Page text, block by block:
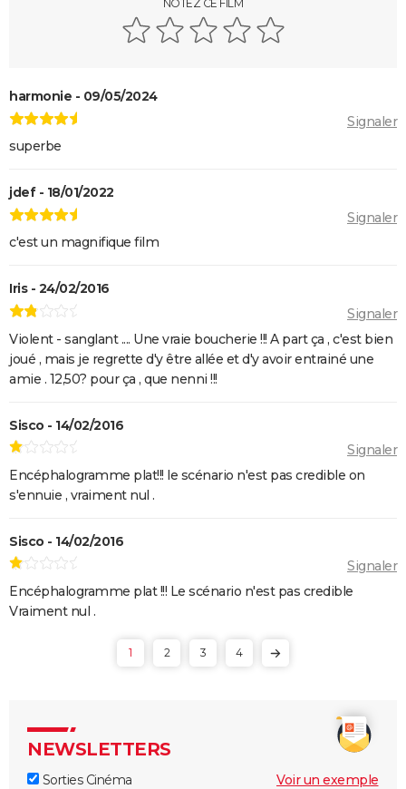
NOTEZ CE FILM
harmonie - 09/05/2024
Signaler
superbe
jdef - 18/01/2022
Signaler
c'est un magnifique film
Iris - 24/02/2016
Signaler
Violent - sanglant .... Une vraie boucherie !!! A part ça , c'est bien
joué , mais je regrette d'y être allée et d'y avoir entrainé une
amie . 12,50? pour ça , que nenni !!!
Sisco - 14/02/2016
Signaler
Encéphalogramme plat!!! le scénario n'est pas credible on
s'ennuie , vraiment nul .
Sisco - 14/02/2016
Signaler
Encéphalogramme plat !!! Le scénario n'est pas credible
Vraiment nul .
1 2 3 4
NEWSLETTERS
Sorties Cinéma
Voir un exemple